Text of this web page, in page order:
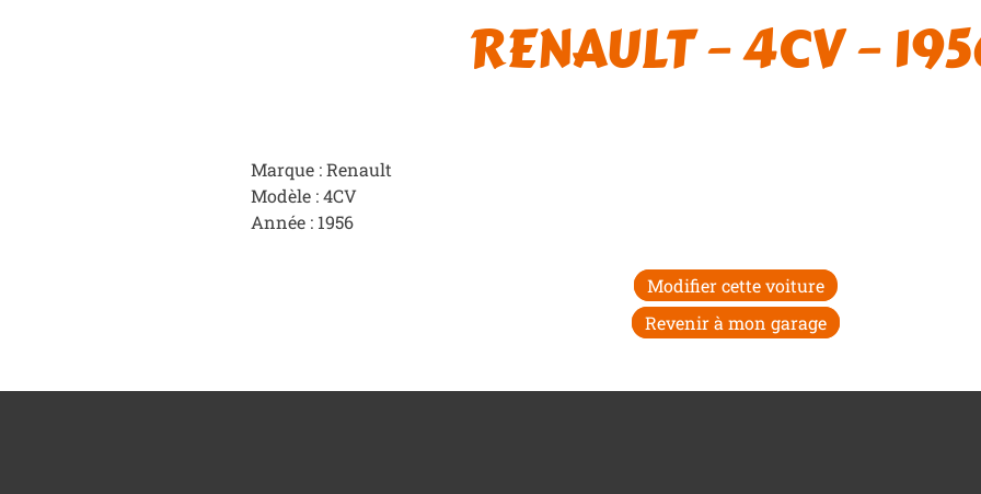
RENAULT – 4CV –
Marque : Renault
Modèle : 4CV
Année : 1956
Modifier cette voiture
Revenir à mon garage